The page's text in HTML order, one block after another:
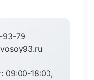
93-79
09:00-18:00,